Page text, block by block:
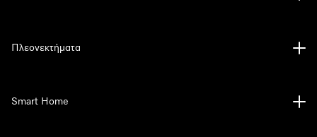
Πλεονεκτήματα
Smart Home